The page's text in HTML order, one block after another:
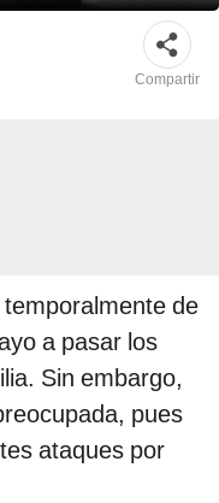
Compartir
de
a pasar los
Sin embargo,
pues
ataques por